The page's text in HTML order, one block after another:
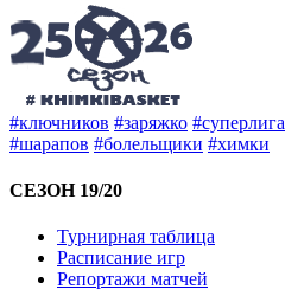
#ключников #заряжко #суперлига
#шарапов #болельщики #химки
СЕЗОН 19/20
Турнирная таблица
Расписание игр
Репортажи матчей